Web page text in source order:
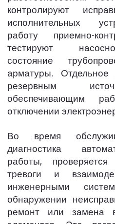
контролируют
исполнительных
работу приемно-
тестируют
состояние
арматуры. Отдельное
резервным
обеспечивающим
отключении
Во время
диагностика
работы,
тревоги и
инженерными
обнаружении
ремонт или замена